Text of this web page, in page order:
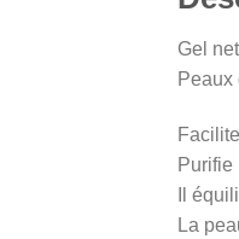
Gel
Peaux
Purifie
Il
La